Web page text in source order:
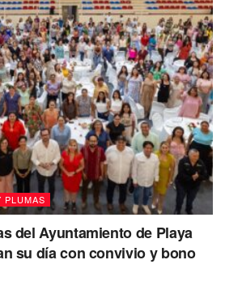
Piña
PLUMAS
del Ayuntamiento de Playa
su día con convivio y bono